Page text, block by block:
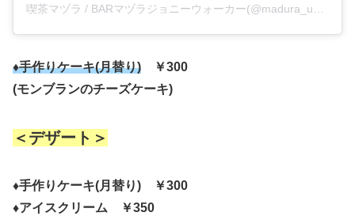
♦手作りケーキ(月替り) ￥300
(モンブランのチーズケーキ)
＜デザート＞
♦手作りケーキ(月替り) ￥300
♦アイスクリーム ￥350